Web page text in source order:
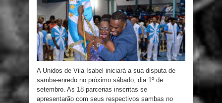
A Unidos de Vila Isabel iniciará a sua disputa de
samba-enredo no próximo sábado, dia 1º de
setembro. As 18 parcerias inscritas se
apresentarão com seus respectivos sambas no